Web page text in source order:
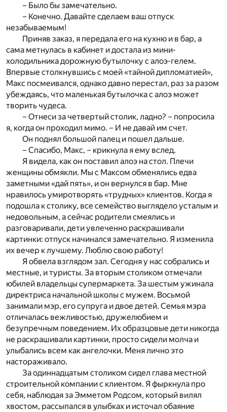
– Было бы замечательно.
– Конечно. Давайте сделаем ваш отпуск
незабываемым!
Приняв заказ, я передала его на кухню и в бар, а
сама метнулась в кабинет и достала из мини-
холодильника дорожную бутылочку с алоэ-гелем.
Впервые столкнувшись с моей «тайной дипломатией»,
Макс посмеивался, однако давно перестал, раз за разом
убеждаясь, что маленькая бутылочка с алоэ может
творить чудеса.
– Отнеси за четвертый столик, ладно? – попросила
я, когда он проходил мимо. – И не давай им счет.
Он поднял большой палец и пошел дальше.
– Спасибо, Макс, – крикнула я ему вслед.
Я видела, как он поставил алоэ на стол. Плечи
женщины обмякли. Мы с Максом обменялись едва
заметными «дай пять», и он вернулся в бар. Мне
нравилось умиротворять «трудных» клиентов. Когда я
подошла к столику, все семейство выглядело усталым и
недовольным, а сейчас родители смеялись и
разговаривали, дети увлеченно раскрашивали
картинки: отпуск начинался замечательно. Я изменила
их вечер к лучшему. Люблю свою работу!
Я обвела взглядом зал. Сегодня у нас собрались и
местные, и туристы. За вторым столиком отмечали
юбилей владельцы супермаркета. За шестым ужинала
директриса начальной школы с мужем. Восьмой
занимали мэр, его супруга и двое детей. Семья мэра
отличалась вежливостью, дружелюбием и
безупречным поведением. Их образцовые дети никогда
не раскрашивали картинки, просто сидели молча и
улыбались всем как ангелочки. Меня лично это
настораживало.
За одиннадцатым столиком сидел глава местной
строительной компании с клиентом. Я фыркнула про
себя, наблюдая за Эмметом Родсом, который вилял
хвостом, рассыпался в улыбках и источал обаяние